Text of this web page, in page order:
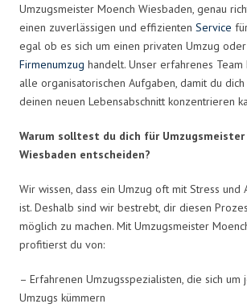
Umzugsmeister Moench Wiesbaden, genau
einen zuverlässigen und effizienten Service
egal ob es sich um einen privaten Umzug
Firmenumzug handelt. Unser erfahrenes Team
alle organisatorischen Aufgaben, damit du
deinen neuen Lebensabschnitt konzentrieren
Warum solltest du dich für Umzugsmeister
Wiesbaden entscheiden?
Wir wissen, dass ein Umzug oft mit Stress und
ist. Deshalb sind wir bestrebt, dir diesen
möglich zu machen. Mit Umzugsmeister
profitierst du von:
– Erfahrenen Umzugsspezialisten, die sich um
Umzugs kümmern